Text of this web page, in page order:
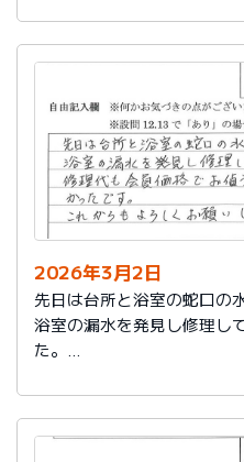
2026年3月2日
先日は台所と浴室の蛇口の
浴室の漏水を発見し修理し
た。
かったです。
これからもよろしくお願い